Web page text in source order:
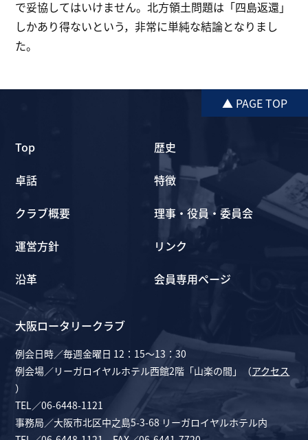
で妥協してはいけません。北方領土問題は「四島返還」
しかあり得ないという，非常に単純な結論となりまし
た。
▲ PAGE TOP
Top
卓話
クラブ概要
運営方針
沿革
歴史
特徴
理事・役員・委員会
リンク
会員専用ページ
大阪ロータリークラブ
例会日時／毎週金曜日 12：15～13：30
例会場／リーガロイヤルホテル西館2階「山楽の間」（アクセス
）
TEL／06-6448-1121
事務局／大阪市北区中之島5-3-68 リーガロイヤルホテル内